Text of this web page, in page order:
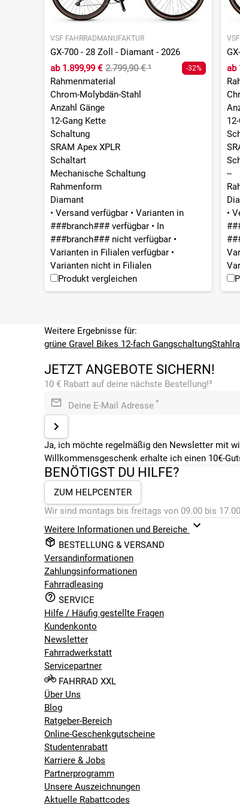
Diamant
Reifen (vorne)
Schwalbe G-One R, 45-622
Reifen (hinten)
Schwalbe G-One R, 45-622
Nabe vorne
KT, 12 x 100 mm, Centerlock, 32 Loch
Nabe hinten
KT, 12 x 142 mm , Centerlock, 32 Loch
Felge vorn
Ryde DP19, Disc , 32 Loch
Felge hinten
Ryde DP19, Disc , 32 Loch
KOMPONENTEN
Sattel
Selle Royal new Gravel
Sattelstütze
Levelnine, Aluminium, 27,2 mm, 300 mm
Griffe
Fizik Vento Solocush Tacky Lenkerband, 2,7 mm
Vorbau
Levelnine, Aluminium, 6°, (90 / 90 / 90 / 110 / 110
Beleuchtung
ohne Beleuchtung
Farbe
Federung
Mit Starrgabel
Gänge
12 - Gänge
Geschlecht
Herren
Marke
VSF Fahrradmanufaktur
Radgröße
28 Zoll
Rahmenmaterial
Stahl
Saison
Aktion
Schaltart
Kettenschaltung
Bitte beachte, dass es zu Abweichungen
Bitte beachte, dass es zu Abweichungen
VSF FAHRRADMANUFAKTUR
GX-700 - 28 Zoll - Diamant - 2026
ab1.899,99 € 2.799,90 €¹ -32%
Rahmenmaterial
Chrom-Molybdän-Stahl
Anzahl Gänge
12-Gang Kette
Schaltung
SRAM Apex XPLR
Schaltart
Mechanische Schaltung
Rahmenform
Diamant
• Versand verfügbar • Varianten in
###branch### verfügbar • In
###branch### nicht verfügbar •
Varianten in Filialen verfügbar •
Varianten nicht in Filialen
Produkt vergleichen
ab
--
•
Weitere Ergebnisse für:
grüne Gravel Bikes 12-fach Gangschaltung
JETZT ANGEBOTE SICHERN!
10 € Rabatt auf deine nächste Bestellung!³
Deine E-Mail Adresse *
Ja, ich möchte regelmäßig den Newsletter mit
Willkommensgeschenk erhalte ich einen 10€-
BENÖTIGST DU HILFE?
ZUM HELPCENTER
Wir sind montags bis freitags von 09.00 bis
Weitere Informationen und Bereiche
BESTELLUNG & VERSAND
Versandinformationen
Zahlungsinformationen
Fahrradleasing
SERVICE
Hilfe / Häufig gestellte Fragen
Kundenkonto
Newsletter
Fahrradwerkstatt
Servicepartner
FAHRRAD XXL
Über Uns
Blog
Ratgeber-Bereich
Online-Geschenkgutscheine
Studentenrabatt
Karriere & Jobs
Partnerprogramm
Unsere Auszeichnungen
Aktuelle Rabattcodes